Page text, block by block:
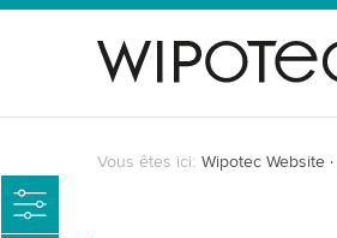
Vous êtes ici: Wipotec Website